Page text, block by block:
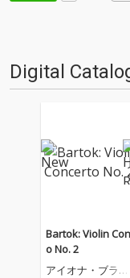
Digital
Bartok: Violin
o No. 2
アイオナ・ブラウ